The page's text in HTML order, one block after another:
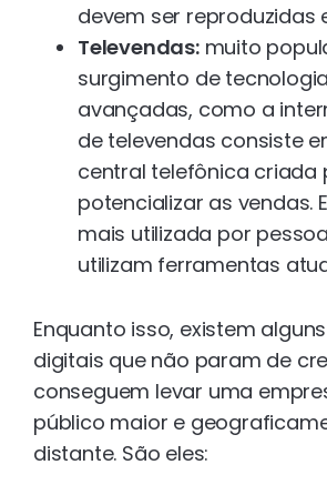
devem ser reproduzidas
Televendas:muito
surgimento de
avançadas, como a
de televendas consiste
central telefônica criada
potencializar as vendas.
mais utilizada por
utilizam ferramentas
Enquanto isso, existem
digitais que não param de
conseguem levar uma
público maior e
distante. São eles: